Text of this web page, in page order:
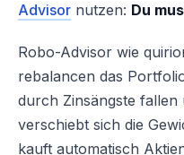
Advisor nutzen: Du
Robo-Advisor wie
rebalancen das
durch Zinsängste fallen
verschiebt sich die
kauft automatisch